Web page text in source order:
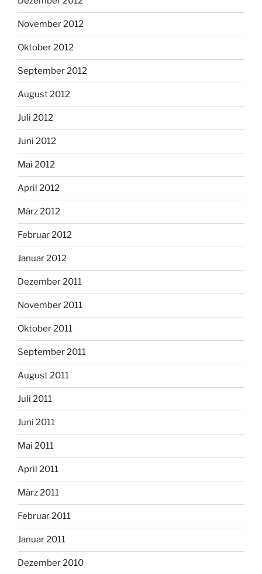
November 2012
Oktober 2012
September 2012
August 2012
Juli 2012
Juni 2012
Mai 2012
April 2012
März 2012
Februar 2012
Januar 2012
Dezember 2011
November 2011
Oktober 2011
September 2011
August 2011
Juli 2011
Juni 2011
Mai 2011
April 2011
März 2011
Februar 2011
Januar 2011
Dezember 2010